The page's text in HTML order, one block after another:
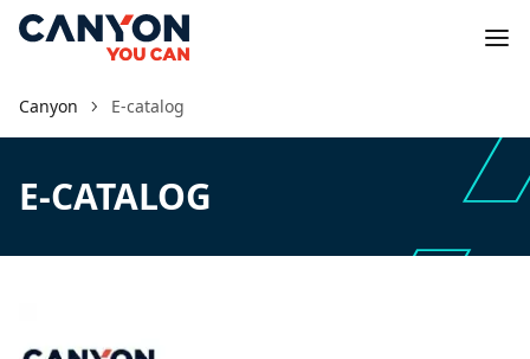
Canyon E-catalog
E-CATALOG